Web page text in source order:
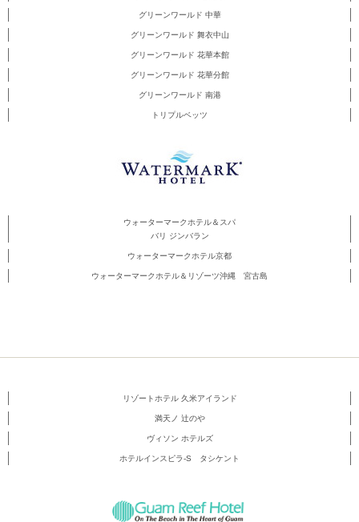
グリーンワールド 中華
グリーンワールド 舞衣中山
グリーンワールド 花華本館
グリーンワールド 花華分館
グリーンワールド 南港
トリプルベッツ
ウォーターマークホテル＆スパ
バリ ジンバラン
ウォーターマークホテル京都
ウォーターマークホテル＆リゾーツ沖縄 宮古島
リゾートホテル 久米アイランド
満天ノ 辻のや
ヴィソン ホテルズ
ホテルインスピラ-S タシケント